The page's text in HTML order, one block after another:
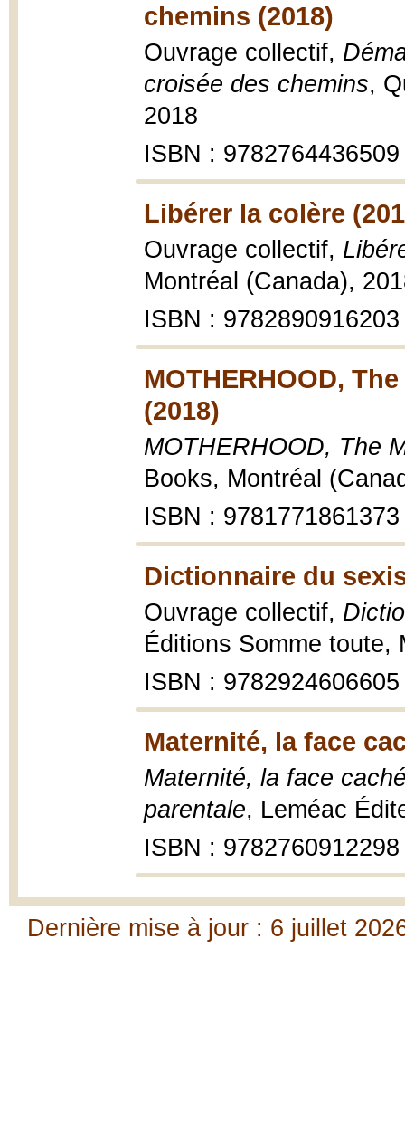
chemins (2018)
Ouvrage collectif,
croisée des chemins,
2018
ISBN : 9782764436509
Libérer la colère
Ouvrage collectif,
Montréal (Canada),
ISBN : 9782890916203
MOTHERHOOD,
(2018)
MOTHERHOOD, The
Books, Montréal
ISBN : 9781771861373
Dictionnaire du
Ouvrage collectif,
Éditions Somme toute,
ISBN : 9782924606605
Maternité, la face
Maternité, la face
parentale, Leméac
ISBN : 9782760912298
Dernière mise à jour : 6 juillet